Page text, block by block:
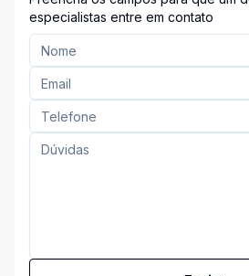
especialistas entre em contato